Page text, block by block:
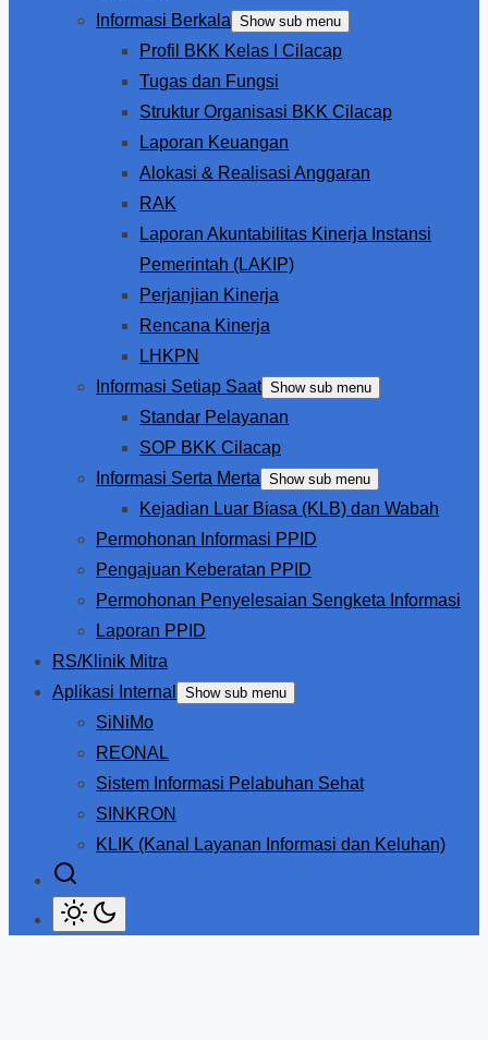
Informasi Berkala Show sub menu
Profil BKK Kelas I Cilacap
Tugas dan Fungsi
Struktur Organisasi BKK Cilacap
Laporan Keuangan
Alokasi & Realisasi Anggaran
RAK
Laporan Akuntabilitas Kinerja Instansi
Pemerintah (LAKIP)
Perjanjian Kinerja
Rencana Kinerja
LHKPN
Informasi Setiap Saat Show sub menu
Standar Pelayanan
SOP BKK Cilacap
Informasi Serta Merta Show sub menu
Kejadian Luar Biasa (KLB) dan Wabah
Permohonan Informasi PPID
Pengajuan Keberatan PPID
Permohonan Penyelesaian Sengketa Informasi
Laporan PPID
RS/Klinik Mitra
Aplikasi Internal
Show sub menu
SiNiMo
REONAL
Sistem Informasi Pelabuhan Sehat
SINKRON
KLIK (Kanal Layanan Informasi dan Keluhan)